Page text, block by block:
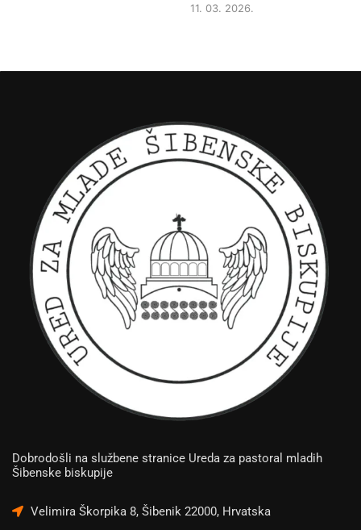
11. 03. 2026.
Dobrodošli na službene stranice Ureda za pastoral mladih
Šibenske biskupije
Velimira Škorpika 8, Šibenik 22000, Hrvatska